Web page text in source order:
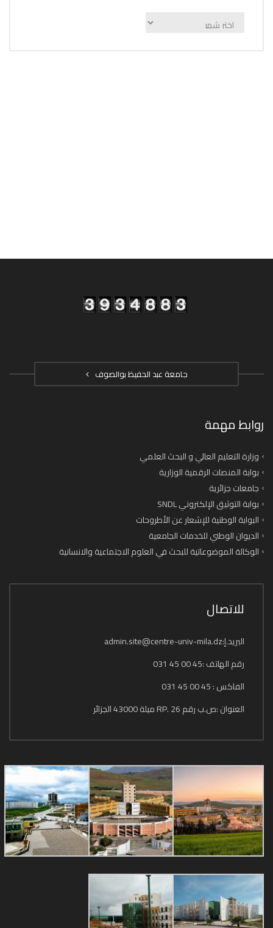
اﻷرشيف
جامعة عبد الحفيظ بوالصوف
روابط مهمة
وزارة التعليم العالي و البحث العلمي
بوابة المنصات الرقمية الوزارية
جامعات جزائرية
بوابة التوثيق الإلكتروني SNDL
البوابة الوطنية للإشعار عن الأطروحات
الديوان الوطني للخدمات الجامعية
الوكالة الموضوعاتية للبحث في العلوم الاجتماعية والانسانية
للاتصال
البريد.إ:admin.site@centre-univ-mila.dz
رقم الهاتف :45 00 45 031
الفاكس : 45 00 45 031
العنوان :ص.ب رقم 26 .RP ميلة 43000 الجزائر